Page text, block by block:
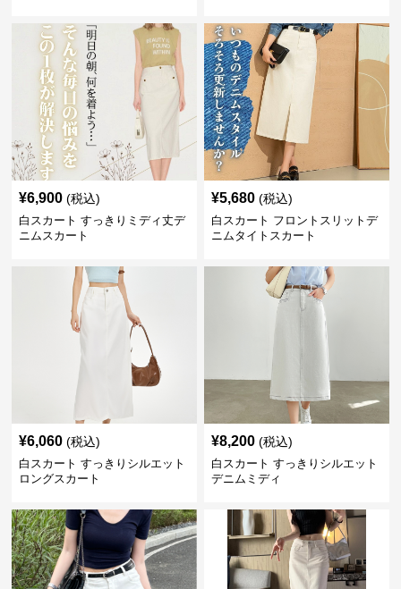
¥6,900 (税込)
白スカート すっきりミディ丈デ
ニムスカート
¥5,680 (税込)
白スカート フロントスリットデ
ニムタイトスカート
¥6,060 (税込)
白スカート すっきりシルエット
ロングスカート
¥8,200 (税込)
白スカート すっきりシルエット
デニムミディ